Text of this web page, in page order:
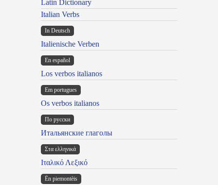
Latin Dictionary
Italian Verbs
In Deutsch
Italienische Verben
En español
Los verbos italianos
Em portugues
Os verbos italianos
По русски
Итальянские глаголы
Στα ελληνικά
Ιταλικό Λεξικό
Ën piemontèis